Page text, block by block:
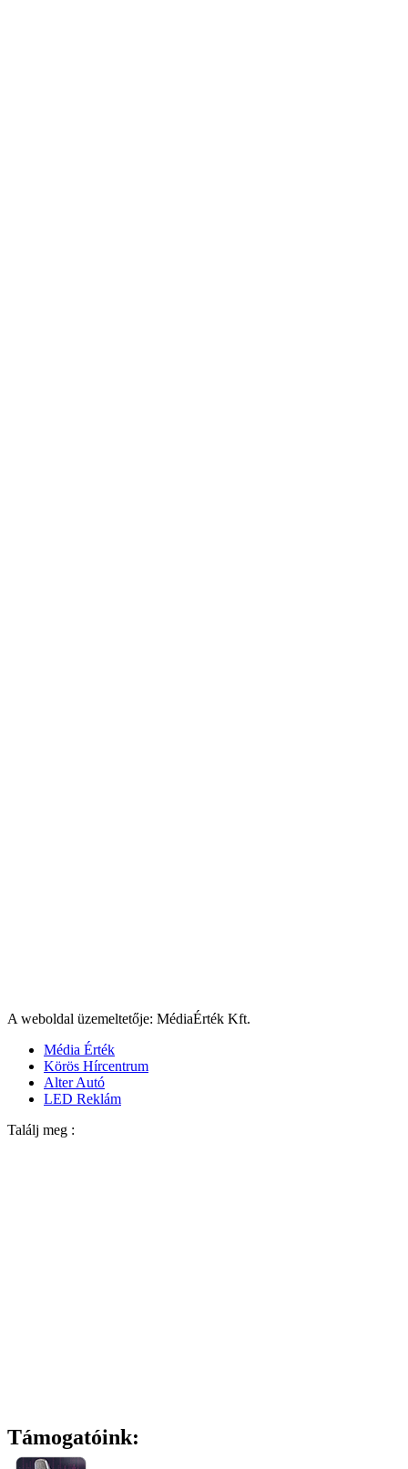
A weboldal üzemeltetője: MédiaÉrték Kft.
Média Érték
Körös Hírcentrum
Alter Autó
LED Reklám
Találj meg :
Támogatóink: